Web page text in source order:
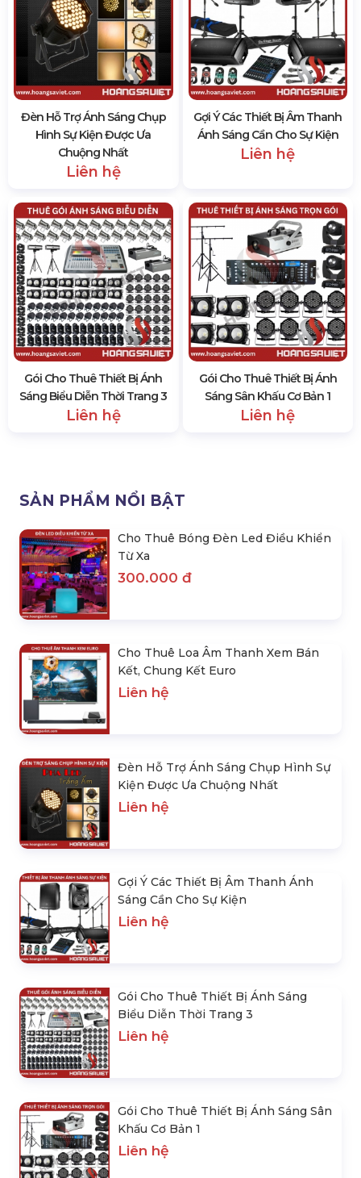
Khiển Từ Xa
300.000 đ
Bán Kết, Chung Kết Euro
Liên hệ
Liên hệ
Gói Cho Thuê Thiết Bị Ánh
Sáng Biểu Diễn Thời Trang 3
Liên hệ
SẢN PHẨM NỔI BẬT
Từ Xa
300.000 đ
Kết, Chung Kết Euro
Liên hệ
Kiện Được Ưa Chuộng Nhất
Liên hệ